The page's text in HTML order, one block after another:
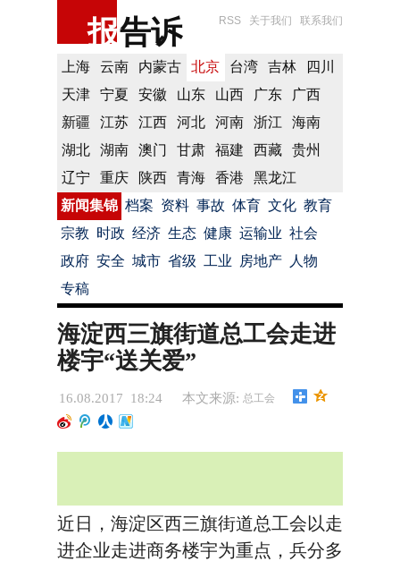
报告诉 RSS 关于我们 联系我们
上海 云南 内蒙古 北京 台湾 吉林
四川
天津
宁夏 安徽 山东 山西 广东
广西
新疆
江苏 江西 河北 河南 浙江
海南
湖北
湖南 澳门 甘肃 福建 西藏
贵州
辽宁
重庆 陕西 青海 香港
黑龙江
新闻集锦 档案 资料 事故 体育 文化 教育
宗教 时政 经济 生态 健康 运输业 社会
政府 安全 城市 省级 工业 房地产
人物
专稿
海淀西三旗街道总工会走进
楼宇“送关爱”
16.08.2017 18:24 本文来源: 总工会
近日，海淀区西三旗街道总工会以走
进企业走进商务楼宇为重点，兵分多